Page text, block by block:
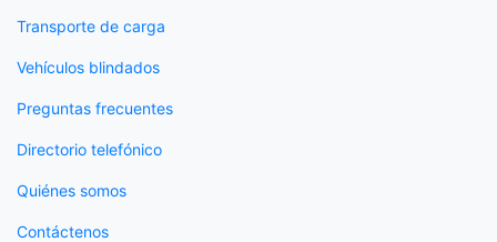
Transporte de carga
Vehículos blindados
Preguntas frecuentes
Directorio telefónico
Quiénes somos
Contáctenos